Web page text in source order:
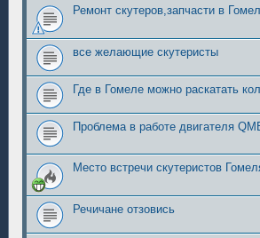
Ремонт скутеров,запчасти в
все желающие скутеристы
Где в Гомеле можно раскатать
Проблема в работе двигателя
Место встречи скутеристов
Речичане отзовись